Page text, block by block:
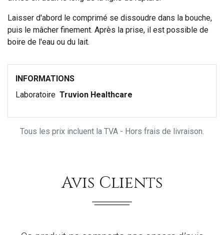
Laisser d'abord le comprimé se dissoudre dans la bouche,
puis le mâcher finement. Après la prise, il est possible de
boire de l'eau ou du lait.
INFORMATIONS
Laboratoire Truvion Healthcare
Tous les prix incluent la TVA - Hors frais de livraison.
Avis Clients